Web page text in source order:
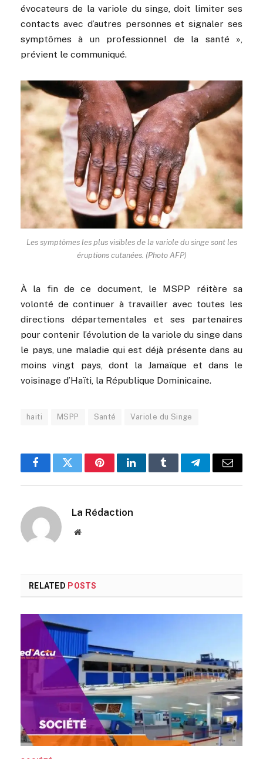
évocateurs de la variole du singe, doit limiter ses
contacts avec d’autres personnes et signaler ses
symptômes à un professionnel de la santé »,
prévient le communiqué.
Les symptômes les plus visibles de la variole du singe sont les
éruptions cutanées. (Photo AFP)
À la fin de ce document, le MSPP réitère sa
volonté de continuer à travailler avec toutes les
directions départementales et ses partenaires
pour contenir l’évolution de la variole du singe dans
le pays, une maladie qui est déjà présente dans au
moins vingt pays, dont la Jamaïque et dans le
voisinage d’Haïti, la République Dominicaine.
haiti MSPP Santé Variole du Singe
FacebookTwitterPinterestLinkedInTumblrTelegramEmail
La Rédaction
Website
RELATED POSTS